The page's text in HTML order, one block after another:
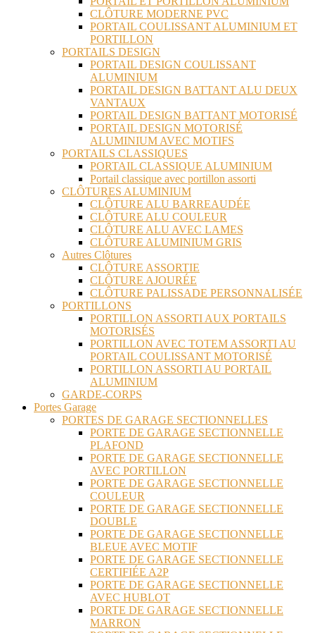
CLÔTURE MODERNE PVC
PORTAIL COULISSANT ALUMINIUM ET
PORTILLON
PORTAILS DESIGN
PORTAIL DESIGN COULISSANT
ALUMINIUM
PORTAIL DESIGN BATTANT ALU DEUX
VANTAUX
PORTAIL DESIGN BATTANT MOTORISÉ
PORTAIL DESIGN MOTORISÉ
ALUMINIUM AVEC MOTIFS
PORTAILS CLASSIQUES
PORTAIL CLASSIQUE ALUMINIUM
Portail classique avec portillon assorti
CLÔTURES ALUMINIUM
CLÔTURE ALU BARREAUDÉE
CLÔTURE ALU COULEUR
CLÔTURE ALU AVEC LAMES
CLÔTURE ALUMINIUM GRIS
Autres Clôtures
CLÔTURE ASSORTIE
CLÔTURE AJOURÉE
CLÔTURE PALISSADE PERSONNALISÉE
PORTILLONS
PORTILLON ASSORTI AUX PORTAILS
MOTORISÉS
PORTILLON AVEC TOTEM ASSORTI AU
PORTAIL COULISSANT MOTORISÉ
PORTILLON ASSORTI AU PORTAIL
ALUMINIUM
GARDE-CORPS
Portes Garage
PORTES DE GARAGE SECTIONNELLES
PORTE DE GARAGE SECTIONNELLE
PLAFOND
PORTE DE GARAGE SECTIONNELLE
AVEC PORTILLON
PORTE DE GARAGE SECTIONNELLE
COULEUR
PORTE DE GARAGE SECTIONNELLE
DOUBLE
PORTE DE GARAGE SECTIONNELLE
BLEUE AVEC MOTIF
PORTE DE GARAGE SECTIONNELLE
CERTIFIÉE A2P
PORTE DE GARAGE SECTIONNELLE
AVEC HUBLOT
PORTE DE GARAGE SECTIONNELLE
MARRON